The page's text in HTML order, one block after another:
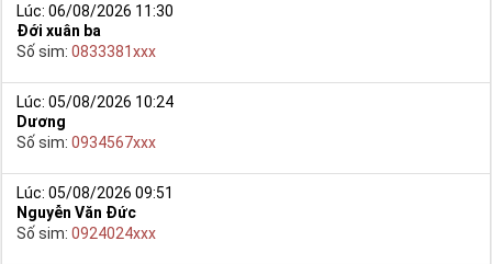
Lúc: 06/08/2026 11:30
Đới xuân ba
Số sim: 0833381xxx
Lúc: 05/08/2026 10:24
Dương
Số sim: 0934567xxx
Lúc: 05/08/2026 09:51
Nguyễn Văn Đức
Số sim: 0924024xxx